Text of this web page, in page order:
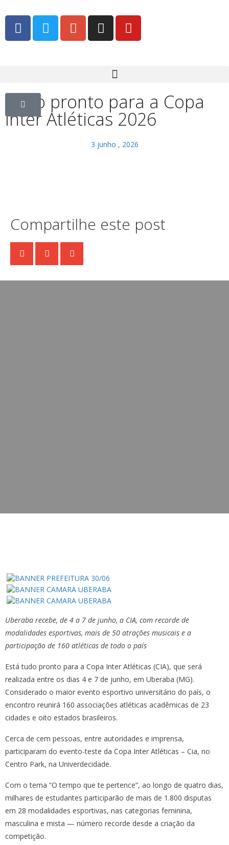
Tudo pronto para a Copa
Inter Atléticas 2026
3 junho , 2026
Compartilhe este post
Uberaba recebe, de 4 a 7 de junho, a CIA, com recorde de
modalidades esportivas, mais de 50 atrações musicais e a
participação de 160 atléticas de todo o país
Está tudo pronto para a Copa Inter Atléticas (CIA), que será
realizada entre os dias 4 e 7 de junho, em Uberaba (MG).
Considerado o maior evento esportivo universitário do país, o
encontro reunirá 160 associações atléticas acadêmicas de 23
cidades e oito estados brasileiros.
Cerca de cem pessoas, entre autoridades e imprensa,
participaram do evento-teste da Copa Inter Atléticas – Cia, no
Centro Park, na Univerdecidade.
Com o tema “O tempo que te pertence”, ao longo de quatro dias,
milhares de estudantes participarão de mais de 1.800 disputas
em 28 modalidades esportivas, nas categorias feminina,
masculina e mista — número recorde desde a criação da
competição.